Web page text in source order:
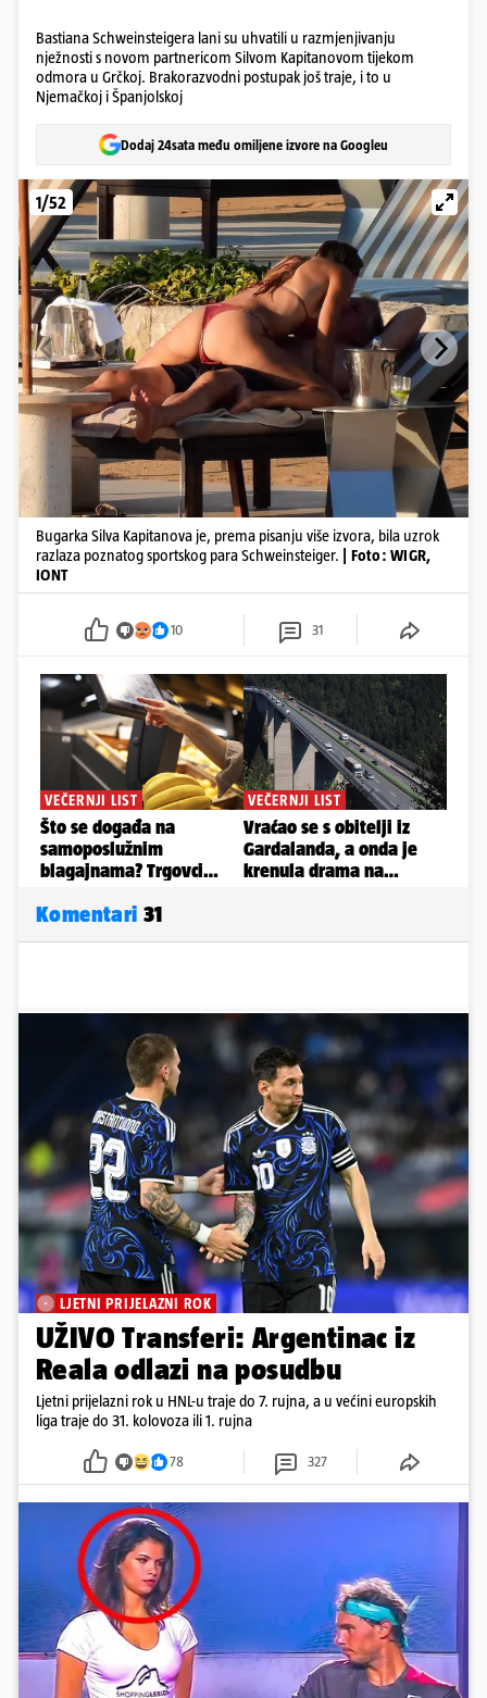
Bastiana Schweinsteigera lani su uhvatili u razmjenjivanju
nježnosti s novom partnericom Silvom Kapitanovom tijekom
odmora u Grčkoj. Brakorazvodni postupak još traje, i to u
Njemačkoj i Španjolskoj
Dodaj 24sata među omiljene izvore na Googleu
1/52
Bugarka Silva Kapitanova je, prema pisanju više izvora, bila uzrok
razlaza poznatog sportskog para Schweinsteiger.
| Foto: WIGR,
IONT
10 31
Komentari 31
LJETNI PRIJELAZNI ROK
UŽIVO Transferi: Argentinac iz
Reala odlazi na posudbu
Ljetni prijelazni rok u HNL-u traje do 7. rujna, a u većini europskih
liga traje do 31. kolovoza ili 1. rujna
78 327